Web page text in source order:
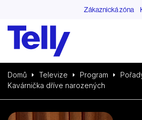
Zákaznická zóna
Domů Televize Program
Kavárnička dříve narozených